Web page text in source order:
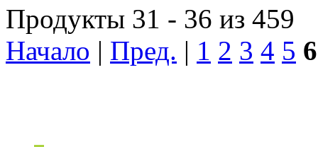
Продукты 31 - 36 из 459
Начало | Пред. | 1 2 3 4 5 6